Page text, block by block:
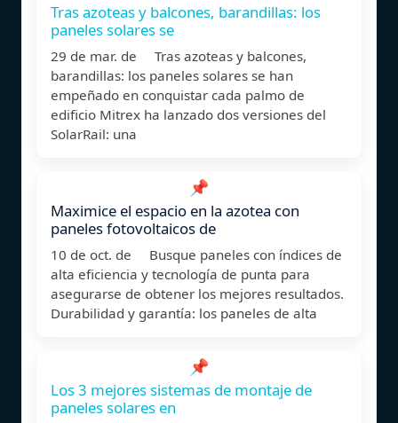
Tras azoteas y balcones, barandillas: los
paneles solares se
29 de mar. de Tras azoteas y balcones,
barandillas: los paneles solares se han
empeñado en conquistar cada palmo de
edificio Mitrex ha lanzado dos versiones del
SolarRail: una
📌
Maximice el espacio en la azotea con
paneles fotovoltaicos de
10 de oct. de Busque paneles con índices de
alta eficiencia y tecnología de punta para
asegurarse de obtener los mejores resultados.
Durabilidad y garantía: los paneles de alta
📌
Los 3 mejores sistemas de montaje de
paneles solares en